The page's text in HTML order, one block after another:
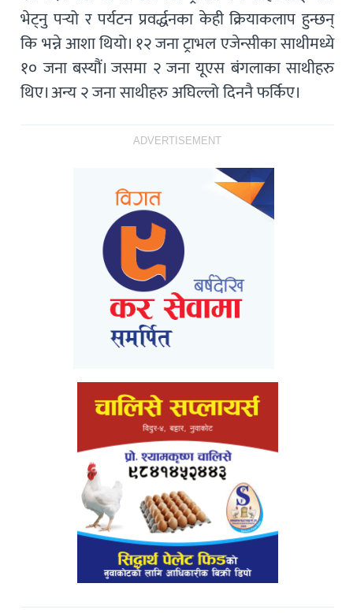
भेट्नु पर्‍यो र पर्यटन प्रवर्द्धनका केही क्रियाकलाप हुन्छन्
कि भन्ने आशा थियो। १२ जना ट्राभल एजेन्सीका साथीमध्ये
१० जना बस्यौं। जसमा २ जना यूएस बंगलाका साथीहरु
थिए। अन्य २ जना साथीहरु अघिल्लो दिननै फर्किए।
ADVERTISEMENT